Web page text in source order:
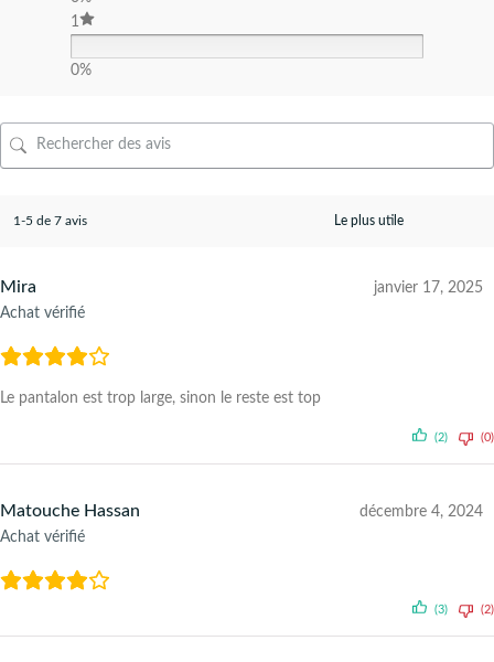
1
0%
1-5 de 7 avis
Mira
Achat vérifié
janvier 17, 2025
Le pantalon est trop large, sinon le reste est top
(2) (0)
Matouche Hassan
Achat vérifié
décembre 4, 2024
(3) (2)